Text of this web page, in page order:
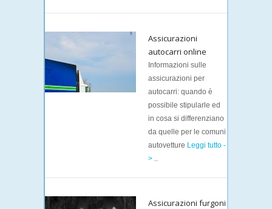
Assicurazioni
autocarri online
Informazioni sulle
assicurazioni per
autocarri: quando è
possibile stipularle ed
in cosa si differenziano
da quelle per le comuni
autovetture Leggi tutto -
> ..
Assicurazioni furgoni